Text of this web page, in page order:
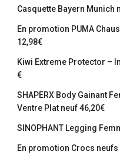
Casquette Bayern Munich
En promotion PUMA
12,98€
Kiwi Extreme Protector –
€
SHAPERX Body Gainant
Ventre Plat neuf 46,20€
SINOPHANT Legging
En promotion Crocs neufs